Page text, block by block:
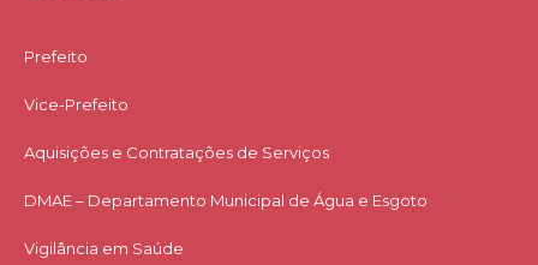
Prefeito
Vice-Prefeito
Aquisições e Contratações de Serviços​
DMAE – Departamento Municipal de Água e Esgoto
Vigilância em Saúde